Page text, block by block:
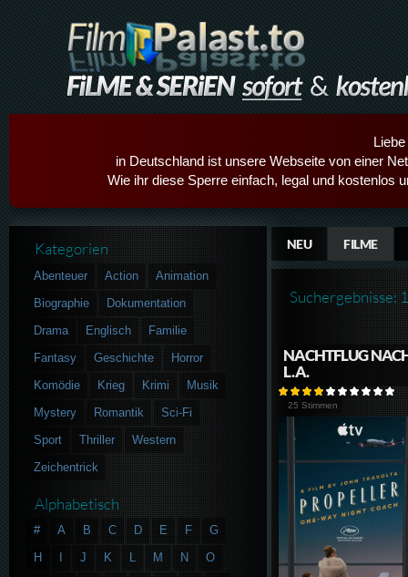
in Deutschland ist unsere Webseite von einer
Wie ihr diese Sperre einfach, legal und kostenlos
NEU FILME
Suchergebnisse: 1
NACHTFLUG
L.A.
25 Stimmen
Kategorien
Abenteuer Action
Animation
Biographie
Dokumentation
Drama
Englisch
Familie
Fantasy
Geschichte
Horror
Komödie
Krieg Krimi
Musik
Mystery
Romantik
Sci-Fi
Sport
Thriller
Western
Zeichentrick
Alphabetisch
# A B C D E F
G
H
J K L M N
O